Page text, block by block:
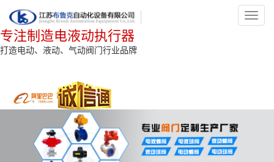
专注制造电液动执行器
打造电动、液动、气动阀门行业品牌